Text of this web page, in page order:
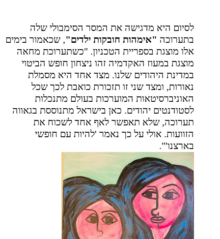
לסיום היא מדגישה את המסר הסימבולי שלה
בתערוכה "אימהות חובקות ילדים", שכאמור בימים
אלו מוצגת בספריית הטכניון. "כשתערוכת מחאה
מוצגת במעוז האקדמיה זהו ניצחון חופש הביטוי
במדינת היהודים שלנו. מצד אחד היא מסמלת
נאורות, ומצד שני זו תזכורת כואבת לכך שכל
האוניברסיטאות המוערכות בעולם מתנכלות
לסטודנטים יהודים. כאן בישראל מתנוססת בגאווה
תערוכה, שלא תאפשר לאף אחד לשכוח את
הזוועות. אולי על כך נאמר 'להיות עם חופשי
בארצנו'".